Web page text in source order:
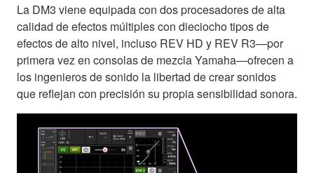
La DM3 viene equipada con dos procesadores de alta
calidad de efectos múltiples con dieciocho tipos de
efectos de alto nivel, incluso REV HD y REV R3—por
primera vez en consolas de mezcla Yamaha—ofrecen a
los ingenieros de sonido la libertad de crear sonidos
que reflejan con precisión su propia sensibilidad sonora.